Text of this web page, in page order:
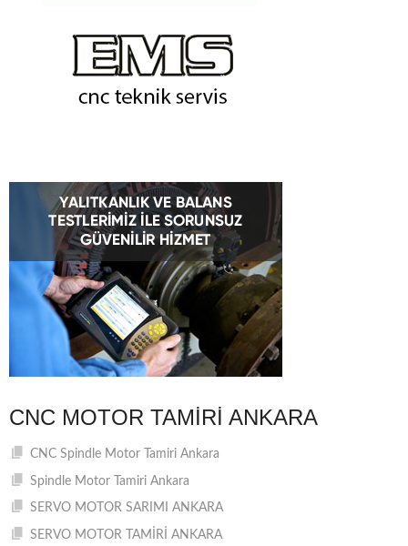
CNC MOTOR TAMIRI ANKARA
CNC Spindle Motor Tamiri Ankara
Spindle Motor Tamiri Ankara
SERVO MOTOR SARIMI ANKARA
SERVO MOTOR TAMİRİ ANKARA